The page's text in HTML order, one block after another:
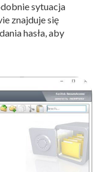
sytuacja
znajduje się
hasła, aby